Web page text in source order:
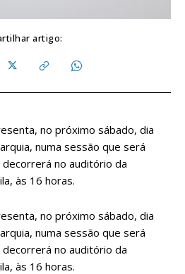
artigo:
no próximo sábado, dia
numa sessão que será
no auditório da
às 16 horas.
no próximo sábado, dia
numa sessão que será
no auditório da
às 16 horas.